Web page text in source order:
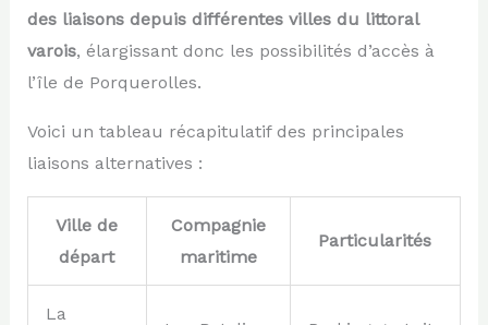
des liaisons depuis différentes villes du littoral
varois, élargissant donc les possibilités d’accès à
l’île de Porquerolles.
Voici un tableau récapitulatif des principales
liaisons alternatives :
Ville de
départ
Compagnie
maritime
Particularités
La